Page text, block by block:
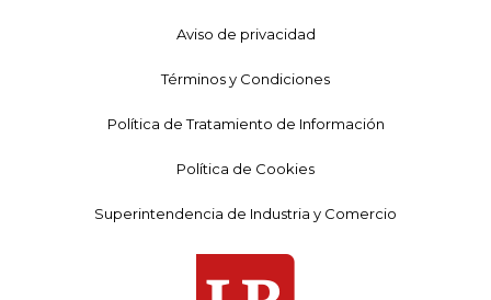
Aviso de privacidad
Términos y Condiciones
Política de Tratamiento de Información
Política de Cookies
Superintendencia de Industria y Comercio